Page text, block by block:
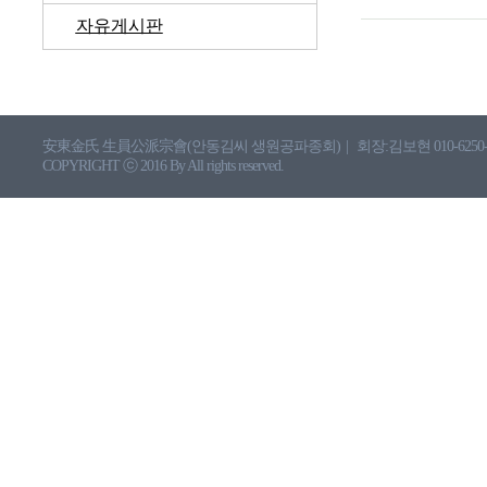
자유게시판
安東金氏 生員公派宗會(안동김씨 생원공파종회) 회장:김보현 010-
COPYRIGHT ⓒ 2016 By All rights reserved.